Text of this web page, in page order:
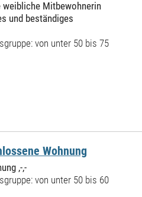
weibliche Mitbewohnerin
und beständiges
von unter 50 bis 75
Wohnung
,-,-
von unter 50 bis 60